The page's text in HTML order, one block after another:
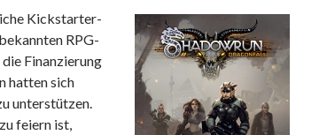
Kickstarter-
RPG-
Finanzierung
hatten sich
unterstützen.
feiern ist,